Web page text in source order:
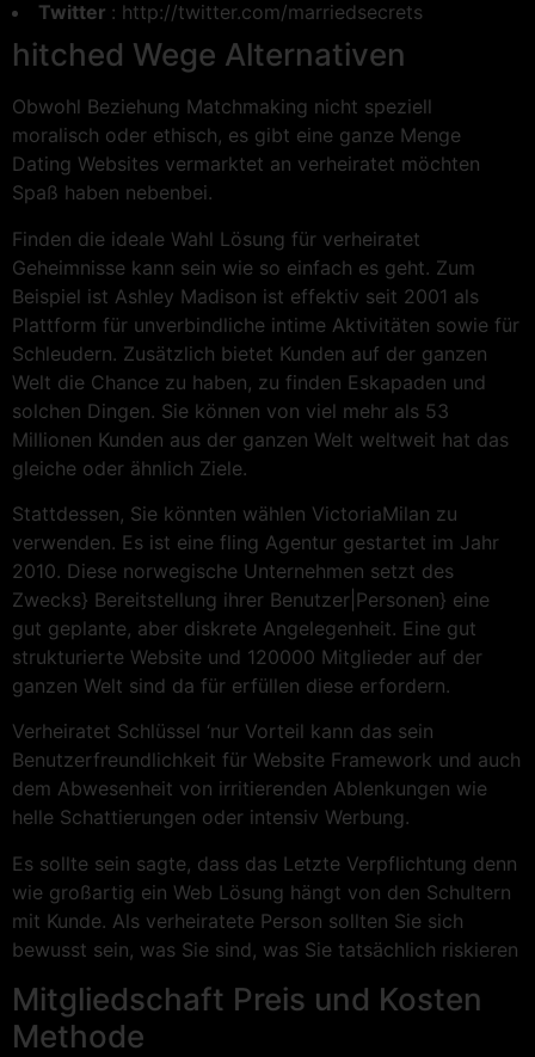
Twitter : http://twitter.com/marriedsecrets
hitched Wege Alternativen
Obwohl Beziehung Matchmaking nicht speziell
moralisch oder ethisch, es gibt eine ganze Menge
Dating Websites vermarktet an verheiratet möchten
Spaß haben nebenbei.
Finden die ideale Wahl Lösung für verheiratet
Geheimnisse kann sein wie so einfach es geht. Zum
Beispiel ist Ashley Madison ist effektiv seit 2001 als
Plattform für unverbindliche intime Aktivitäten sowie für
Schleudern. Zusätzlich bietet Kunden auf der ganzen
Welt die Chance zu haben, zu finden Eskapaden und
solchen Dingen. Sie können von viel mehr als 53
Millionen Kunden aus der ganzen Welt weltweit hat das
gleiche oder ähnlich Ziele.
Stattdessen, Sie könnten wählen VictoriaMilan zu
verwenden. Es ist eine fling Agentur gestartet im Jahr
2010. Diese norwegische Unternehmen setzt des
Zwecks} Bereitstellung ihrer Benutzer|Personen} eine
gut geplante, aber diskrete Angelegenheit. Eine gut
strukturierte Website und 120000 Mitglieder auf der
ganzen Welt sind da für erfüllen diese erfordern.
Verheiratet Schlüssel ‘nur Vorteil kann das sein
Benutzerfreundlichkeit für Website Framework und auch
dem Abwesenheit von irritierenden Ablenkungen wie
helle Schattierungen oder intensiv Werbung.
Es sollte sein sagte, dass das Letzte Verpflichtung denn
wie großartig ein Web Lösung hängt von den Schultern
mit Kunde. Als verheiratete Person sollten Sie sich
bewusst sein, was Sie sind, was Sie tatsächlich riskieren
Mitgliedschaft Preis und Kosten
Methode